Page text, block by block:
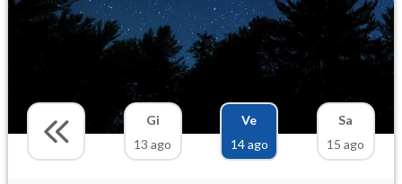
Gi
13 ago
Ve
14 ago
Sa
15 ago